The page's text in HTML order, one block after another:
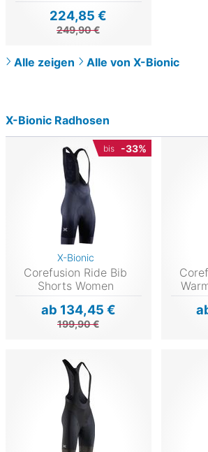
224,85 €
249,90 €
Alle zeigen Alle von X-Bionic
X-Bionic Radhosen
bis -33%
X-Bionic
Corefusion Ride Bib
Shorts Women
ab 134,45 €
199,90 €